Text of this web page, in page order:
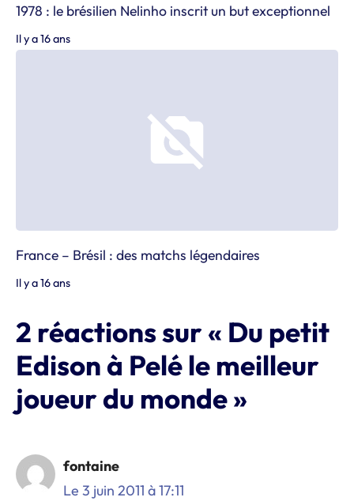
1978 : le brésilien Nelinho inscrit un but exceptionnel
Il y a 16 ans
France – Brésil : des matchs légendaires
Il y a 16 ans
2 réactions sur « Du petit
Edison à Pelé le meilleur
joueur du monde »
fontaine
Le 3 juin 2011 à 17:11